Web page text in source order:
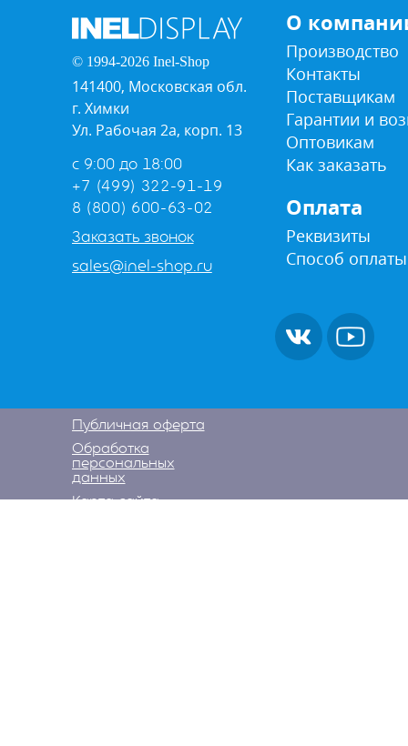
© 1994-2026 Inel-Shop
141400, Московская обл.
г. Химки
Ул. Рабочая 2а, корп. 13
с 9:00 до 18:00
+7 (499) 322-91-19
8 (800) 600-63-02
Заказать звонок
sales@inel-shop.ru
О
Производство
Контакты
Поставщикам
Гарантии и
Оптовикам
Как заказать
Оплата
Реквизиты
Способ оплаты
Публичная оферта
Обработка
персональных
данных
Карта сайта